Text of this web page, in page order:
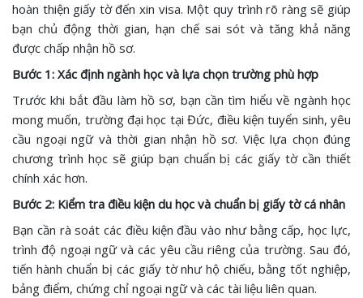
hoàn thiện giấy tờ đến xin visa. Một quy trình rõ ràng sẽ giúp
bạn chủ động thời gian, hạn chế sai sót và tăng khả năng
được chấp nhận hồ sơ.
Bước 1: Xác định ngành học và lựa chọn trường phù hợp
Trước khi bắt đầu làm hồ sơ, bạn cần tìm hiểu về ngành học
mong muốn, trường đại học tại Đức, điều kiện tuyển sinh, yêu
cầu ngoại ngữ và thời gian nhận hồ sơ. Việc lựa chọn đúng
chương trình học sẽ giúp bạn chuẩn bị các giấy tờ cần thiết
chính xác hơn.
Bước 2: Kiểm tra điều kiện du học và chuẩn bị giấy tờ cá nhân
Bạn cần rà soát các điều kiện đầu vào như bằng cấp, học lực,
trình độ ngoại ngữ và các yêu cầu riêng của trường. Sau đó,
tiến hành chuẩn bị các giấy tờ như hộ chiếu, bằng tốt nghiệp,
bảng điểm, chứng chỉ ngoại ngữ và các tài liệu liên quan.